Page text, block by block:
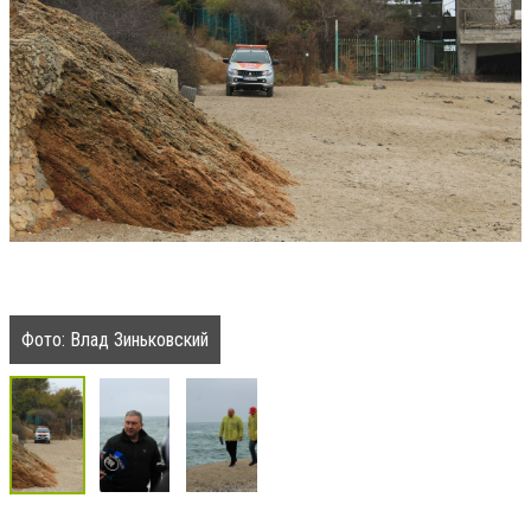
Фото: Влад Зиньковский